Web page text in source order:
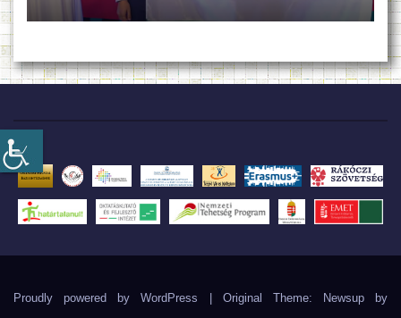
Proudly powered by WordPress Original Theme: Newsup by